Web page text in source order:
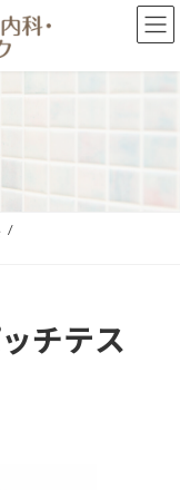
チテス